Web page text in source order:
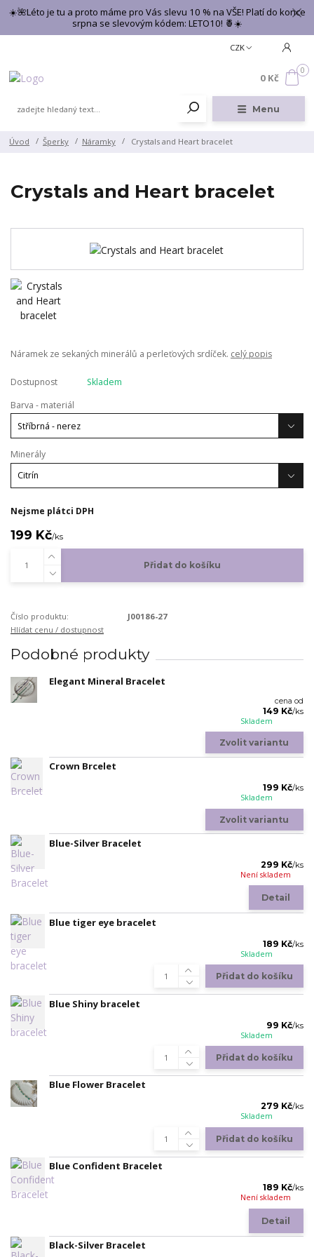
☀️🌺Léto je tu a proto máme pro Vás slevu 10 % na VŠE! Platí do konce
srpna se slevovým kódem: LETO10! 🍍☀️
Menu
CZK
0
0 Kč
Úvod Šperky Náramky Crystals and Heart bracelet
Crystals and Heart bracelet
Náramek ze sekaných minerálů a perleťových srdíček. celý popis
Dostupnost
Skladem
Barva - materiál
Minerály
Nejsme plátci DPH
199 Kč/ks
Přidat do košíku
Číslo produktu:
J00186-27
Hlídat cenu / dostupnost
Podobné produkty
Elegant Mineral Bracelet
cena od
149 Kč/ks
Skladem
Zvolit variantu
Crown Brcelet
199 Kč/ks
Skladem
Zvolit variantu
Blue-Silver Bracelet
299 Kč/ks
Není skladem
Detail
Blue tiger eye bracelet
189 Kč/ks
Skladem
Přidat do košíku
Blue Shiny bracelet
99 Kč/ks
Skladem
Přidat do košíku
Blue Flower Bracelet
279 Kč/ks
Skladem
Přidat do košíku
Blue Confident Bracelet
189 Kč/ks
Není skladem
Detail
Black-Silver Bracelet